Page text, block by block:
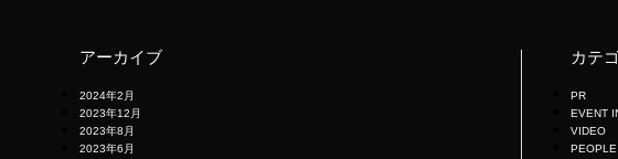
アーカイブ
2024年2月
2023年12月
2023年8月
2023年6月
カテ
PR
EVENT
VIDEO
PEOPLE